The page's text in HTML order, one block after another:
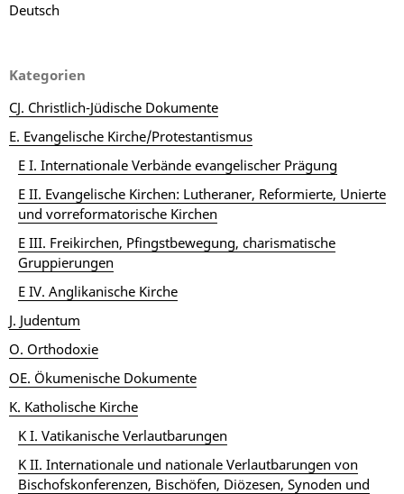
Deutsch
Kategorien
CJ. Christlich-Jüdische Dokumente
E. Evangelische Kirche/Protestantismus
E I. Internationale Verbände evangelischer Prägung
E II. Evangelische Kirchen: Lutheraner, Reformierte, Unierte
und vorreformatorische Kirchen
E III. Freikirchen, Pfingstbewegung, charismatische
Gruppierungen
E IV. Anglikanische Kirche
J. Judentum
O. Orthodoxie
OE. Ökumenische Dokumente
K. Katholische Kirche
K I. Vatikanische Verlautbarungen
K II. Internationale und nationale Verlautbarungen von
Bischofskonferenzen, Bischöfen, Diözesen, Synoden und